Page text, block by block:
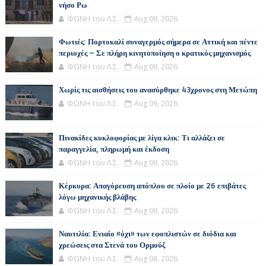
νήσο Ρω
ΦΩΝΗ του Λ.Σ. Aug 09, 2026
Φωτιές: Πορτοκαλί συναγερμός σήμερα σε Αττική και πέντε
περιοχές – Σε πλήρη κινητοποίηση ο κρατικός μηχανισμός
ΦΩΝΗ του Λ.Σ. Aug 09, 2026
Χωρίς τις αισθήσεις του ανασύρθηκε 43χρονος στη Μετώπη
ΦΩΝΗ του Λ.Σ. Aug 09, 2026
Πινακίδες κυκλοφορίας με λίγα κλικ: Τι αλλάζει σε
παραγγελία, πληρωμή και έκδοση
ΦΩΝΗ του Λ.Σ. Aug 09, 2026
Κέρκυρα: Απαγόρευση απόπλου σε πλοίο με 26 επιβάτες
λόγω μηχανικής βλάβης
ΦΩΝΗ του Λ.Σ. Aug 09, 2026
Ναυτιλία: Ενιαίο «όχι» των εφοπλιστών σε διόδια και
χρεώσεις στα Στενά του Ορμούζ
ΦΩΝΗ του Λ.Σ. Aug 08, 2026